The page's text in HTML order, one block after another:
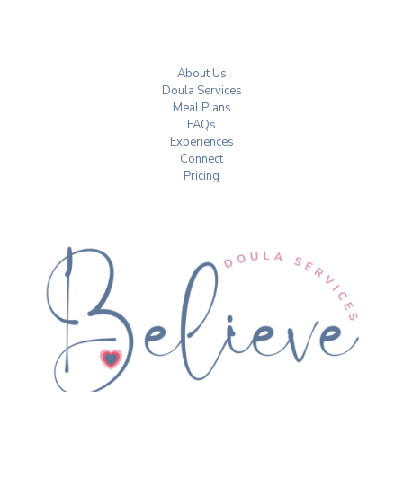
About Us
Doula Services
Meal Plans
FAQs
Experiences
Connect
Pricing